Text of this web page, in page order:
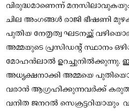
വിരുദ്ധമാണെന്ന്
ചില അംഗങ്ങൾ രാജി ഭീഷണി
പുതിയ നേതൃത്വ ഘടനയ്ക്ക്
അമ്മയുടെ പ്രസിഡൻ്റ് സ്ഥാനം
മോഹൻലാൽ ഉറച്ചുനിൽക്കുന്നു.
അധ്യക്ഷനാക്കി അമ്മയെ
വരാൻ ആഗ്രഹിക്കുന്നവര്‍ക്ക്
വനിത ജനറല്‍